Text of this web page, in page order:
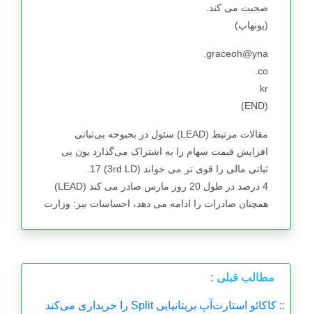
صحبت می کند.
(یونهاپ)
graceoh@yna.
co.
kr
(END)
مقالات مرتبط (LEAD) سئول در بحبوحه بی‌ثباتی
افزایش قیمت سهام را به اشتراک می‌گذارد یون بی
ثباتی مالی را قوی تر می خواند (3rd LD) 17.
4 درصد در طول 20 روز مارس صادر می کند (LEAD)
همچنان صادرات را ادامه می دهد، احساسات بیز: وزارت
مطالب قبلی :
:: کاکائو استارت‌آپ بریتانیایی Split را خریداری می‌کند